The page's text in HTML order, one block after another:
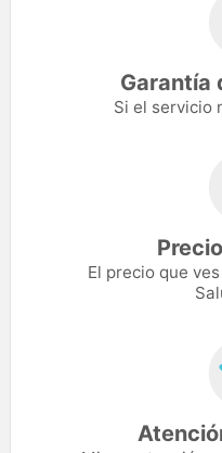
Garantía
Si el servicio
El precio que